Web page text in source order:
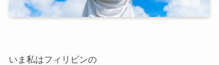
いま私はフィリピンの